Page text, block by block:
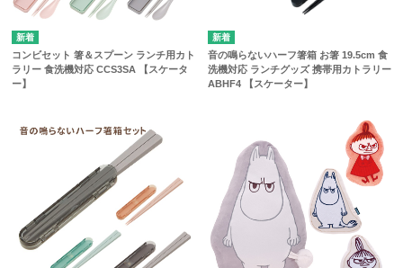
コンビセット 箸＆スプーン ランチ用カト
ラリー 食洗機対応 CCS3SA 【スケータ
ー】
音の鳴らないハーフ箸箱 お箸 19.5cm 食
洗機対応 ランチグッズ 携帯用カトラリー
ABHF4 【スケーター】